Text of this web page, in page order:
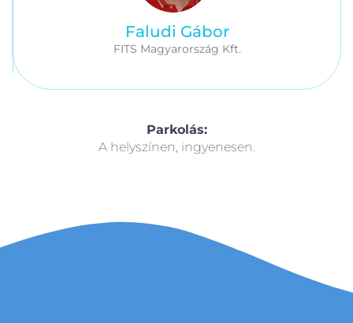
Faludi Gábor
FITS Magyarország Kft.
Parkolás:
A helyszínen, ingyenesen.